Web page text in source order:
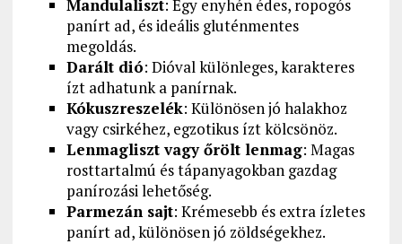
Mandulaliszt: Egy enyhén édes, ropogós
panírt ad, és ideális gluténmentes
megoldás.
Darált dió: Dióval különleges, karakteres
ízt adhatunk a panírnak.
Kókuszreszelék: Különösen jó halakhoz
vagy csirkéhez, egzotikus ízt kölcsönöz.
Lenmagliszt vagy őrölt lenmag: Magas
rosttartalmú és tápanyagokban gazdag
panírozási lehetőség.
Parmezán sajt: Krémesebb és extra ízletes
panírt ad, különösen jó zöldségekhez.